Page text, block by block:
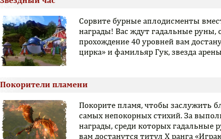
Сорвите бурные аплодисменты
награды! Вас ждут гадальные руны,
прохождение 40 уровней вам
цирка» и фамильяр Гук, звезда
Покорители пламени
Покорите пламя, чтобы заслужить
самых непокорных стихий. За
награды, среди которых гадальные
вам достанутся титул X ранга